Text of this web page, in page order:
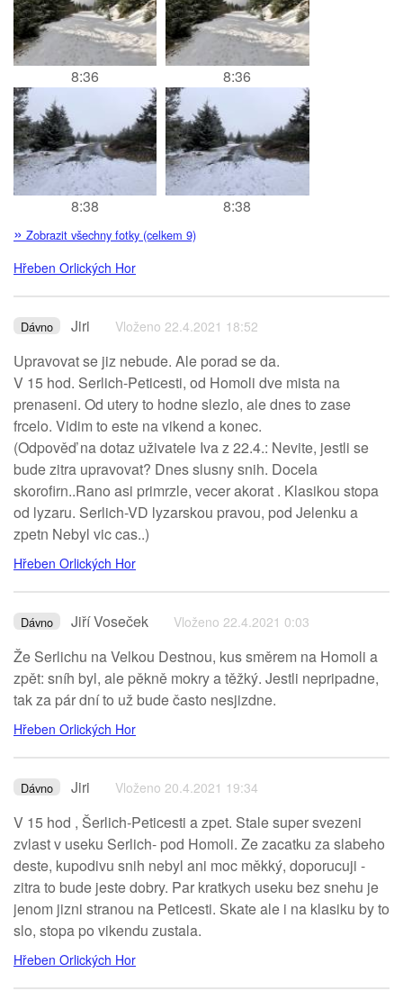
8:36 8:36
8:38 8:38
» Zobrazit všechny fotky (celkem 9)
Hřeben Orlických Hor
Dávno Jiri Vloženo 22.4.2021 18:52
Upravovat se jiz nebude. Ale porad se da.
V 15 hod. Serlich-Peticesti, od Homoli dve mista na
prenaseni. Od utery to hodne slezlo, ale dnes to zase
frcelo. Vidim to este na vikend a konec.
(Odpověď na dotaz uživatele Iva z 22.4.: Nevite, jestli se
bude zitra upravovat? Dnes slusny snih. Docela
skorofirn..Rano asi primrzle, vecer akorat . Klasikou stopa
od lyzaru. Serlich-VD lyzarskou pravou, pod Jelenku a
zpetn Nebyl vic cas..)
Hřeben Orlických Hor
Dávno Jiří Voseček Vloženo 22.4.2021 0:03
Že Serlichu na Velkou Destnou, kus směrem na Homoli a
zpět: sníh byl, ale pěkně mokry a těžký. Jestli nepripadne,
tak za pár dní to už bude často nesjizdne.
Hřeben Orlických Hor
Dávno Jiri Vloženo 20.4.2021 19:34
V 15 hod , Šerlich-Peticesti a zpet. Stale super svezeni
zvlast v useku Serlich- pod Homoli. Ze zacatku za slabeho
deste, kupodivu snih nebyl ani moc měkký, doporucuji -
zitra to bude jeste dobry. Par kratkych useku bez snehu je
jenom jizni stranou na Peticesti. Skate ale i na klasiku by to
slo, stopa po vikendu zustala.
Hřeben Orlických Hor